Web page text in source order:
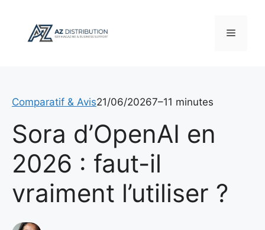
contenu
Menu
Comparatif & Avis21/06/20267–11 minutes
Sora d’OpenAI en
2026 : faut-il
vraiment l’utiliser ?